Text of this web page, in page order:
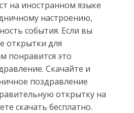
на иностранном языке
настроению,
события. Если вы
открытки для
понравится это
Скачайте и
поздравление
открытку на
скачать бесплатно.